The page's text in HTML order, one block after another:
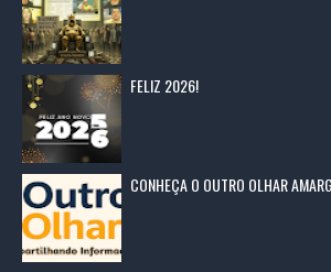
FELIZ 2026!
CONHEÇA O OUTRO OLHAR